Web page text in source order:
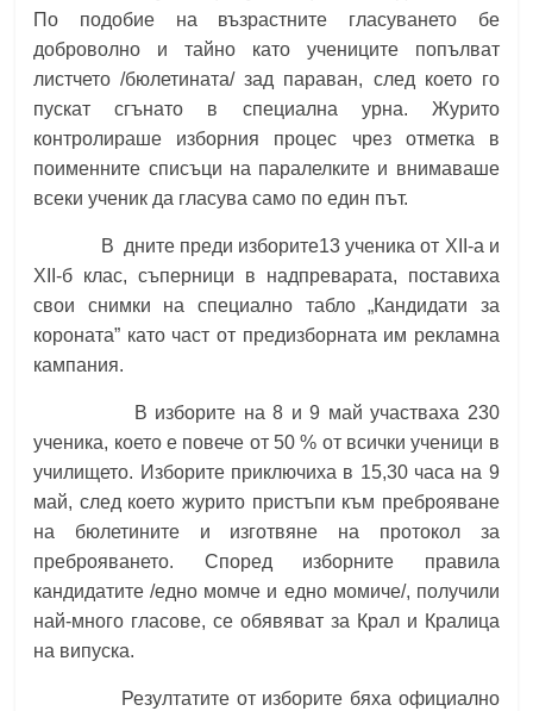
По подобие на възрастните гласуването бе
доброволно и тайно като учениците попълват
листчето /бюлетината/ зад параван, след което го
пускат сгънато в специална урна. Журито
контролираше изборния процес чрез отметка в
поименните списъци на паралелките и внимаваше
всеки ученик да гласува само по един път.
В дните преди изборите13 ученика от ХІІ-а и
ХІІ-б клас, съперници в надпреварата, поставиха
свои снимки на специално табло „Кандидати за
короната” като част от предизборната им рекламна
кампания.
В изборите на 8 и 9 май участваха 230
ученика, което е повече от 50 % от всички ученици в
училището. Изборите приключиха в 15,30 часа на 9
май, след което журито пристъпи към преброяване
на бюлетините и изготвяне на протокол за
преброяването. Според изборните правила
кандидатите /едно момче и едно момиче/, получили
най-много гласове, се обявяват за Крал и Кралица
на випуска.
Резултатите от изборите бяха официално